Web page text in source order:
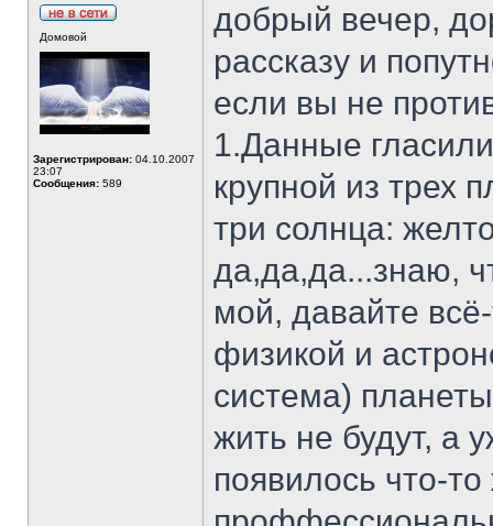
Домовой
Зарегистрирован: 04.10.2007
23:07
Сообщения: 589
добрый вечер,
рассказу и
если вы не
1.Данные
крупной из трех
три солнца:
да,да,да...знаю,
мой, давайте
физикой и
система)
жить не будут, а
появилось что-